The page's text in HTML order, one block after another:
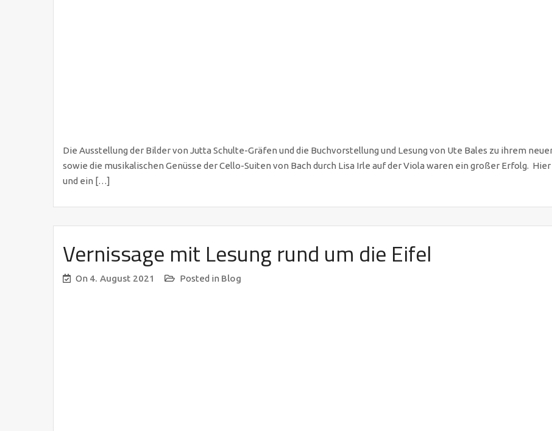
Die Ausstellung der Bilder von Jutta Schulte-Gräfen und die Buchvorstellung und Lesung von Ute Bales zu ihrem
sowie die musikalischen Genüsse der Cello-Suiten von Bach durch Lisa Irle auf der Viola waren ein großer Erfolg.
und ein […]
Vernissage mit Lesung rund um die Eifel
On 4. August 2021 Posted in Blog